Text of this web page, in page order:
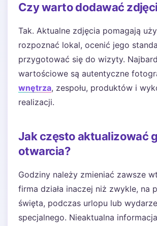
Czy warto dodawać
Tak. Aktualne zdjęcia pomagają
rozpoznać lokal, ocenić jego
przygotować się do wizyty.
wartościowe są autentyczne
wnętrza, zespołu, produktów i
realizacji.
Jak często aktualizować
otwarcia?
Godziny należy zmieniać zawsze
firma działa inaczej niż zwykle, na
święta, podczas urlopu lub
specjalnego. Nieaktualna